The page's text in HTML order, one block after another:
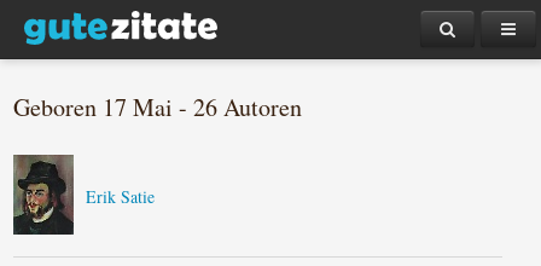
Geboren 17 Mai - 26 Autoren
Erik Satie